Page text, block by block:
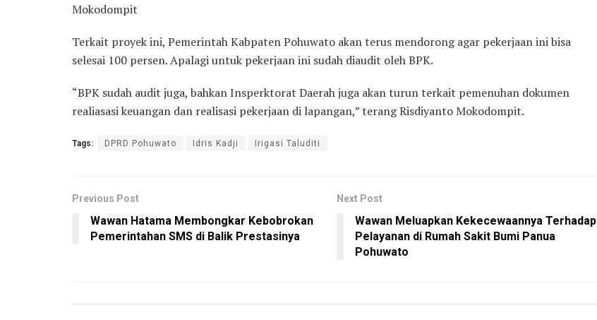
Mokodompit
Terkait proyek ini, Pemerintah Kabpaten Pohuwato akan terus mendorong agar pekerjaan ini bisa
selesai 100 persen. Apalagi untuk pekerjaan ini sudah diaudit oleh BPK.
“BPK sudah audit juga, bahkan Insperktorat Daerah juga akan turun terkait pemenuhan dokumen
realiasasi keuangan dan realisasi pekerjaan di lapangan,” terang Risdiyanto Mokodompit.
Tags: DPRD Pohuwato Idris Kadji Irigasi Taluditi
Previous Post
Wawan Hatama Membongkar Kebobrokan
Pemerintahan SMS di Balik Prestasinya
Next Post
Wawan Meluapkan Kekecewaannya Terhadap
Pelayanan di Rumah Sakit Bumi Panua
Pohuwato